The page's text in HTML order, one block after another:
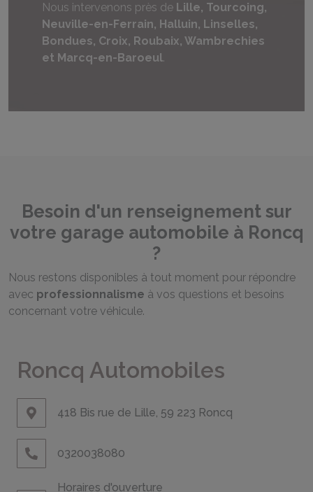
Nous intervenons près de Lille, Tourcoing,
Neuville-en-Ferrain, Halluin, Linselles,
Bondues, Croix, Roubaix, Wambrechies
et Marcq-en-Baroeul.
Besoin d'un renseignement sur
votre garage automobile à Roncq
?
Nous restons disponibles à tout moment pour répondre
avec professionnalisme à vos questions et besoins
concernant votre véhicule.
Roncq Automobiles
418 Bis rue de Lille, 59 223 Roncq
0320038080
Horaires d'ouverture